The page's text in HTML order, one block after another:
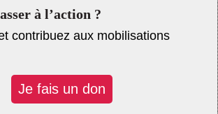
à l’action ?
contribuez aux mobilisations
Je fais un don